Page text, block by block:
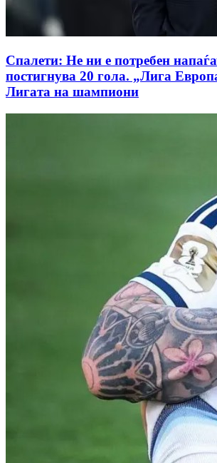
Спалети: Не ни е потребен
постигнува 20 гола. „Лига
Лигата на шампиони